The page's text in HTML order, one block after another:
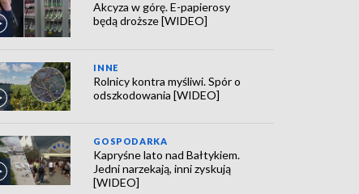
Akcyza w górę. E-papierosy
będą droższe [WIDEO]
INNE
Rolnicy kontra myśliwi. Spór o
odszkodowania [WIDEO]
GOSPODARKA
Kapryśne lato nad Bałtykiem.
Jedni narzekają, inni zyskują
[WIDEO]